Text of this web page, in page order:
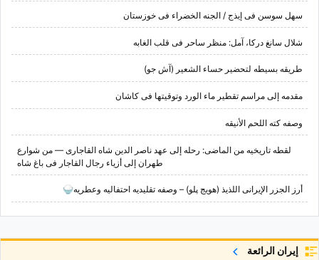
سهل سوسن فی إیذج / الجنه الخضراء فی خوزستان
شلال سانغ درکا، آمل: منظر ساحر فی قلب الغابه
طریقه بسیطه لتحضیر حساء الشعیر (آش جو)
مقدمه إلى مراسم تقطیر ماء الورد وتوقیتها فی کاشان
وصفه کته اللحم الأنیقه
لقطه تاریخیه من الماضی: رحله إلى عهد ناصر الدین شاه القاجاری — من شوارع
طهران إلى أزیاء رجال القاجار فی باغ شاه
أرز الجزر الإیرانی اللذیذ (هویج پلو) – وصفه تقلیدیه احتفالیه وعطریه🍚
إيران الرائعة